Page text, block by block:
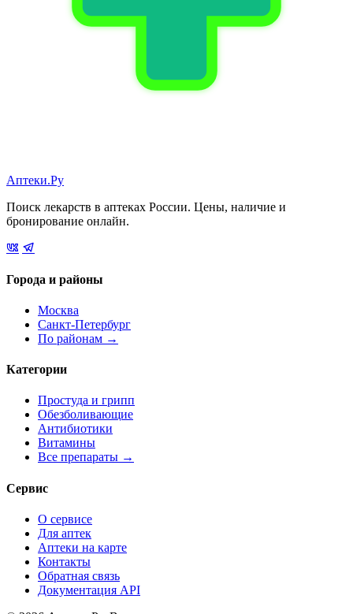
Аптеки.Ру
Поиск лекарств в аптеках России. Цены, наличие и
бронирование онлайн.
Города и районы
Москва
Санкт-Петербург
По районам →
Категории
Простуда и грипп
Обезболивающие
Антибиотики
Витамины
Все препараты →
Сервис
О сервисе
Для аптек
Аптеки на карте
Контакты
Обратная связь
Документация API